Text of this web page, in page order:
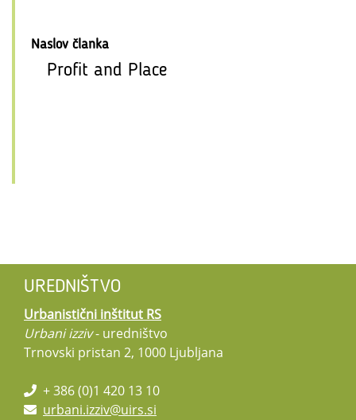
Naslov članka
Profit and Place
UREDNIŠTVO
Urbanistični inštitut RS
Urbani izziv- uredništvo
Trnovski pristan 2, 1000 Ljubljana
+ 386 (0)1 420 13 10
urbani.izziv@uirs.si